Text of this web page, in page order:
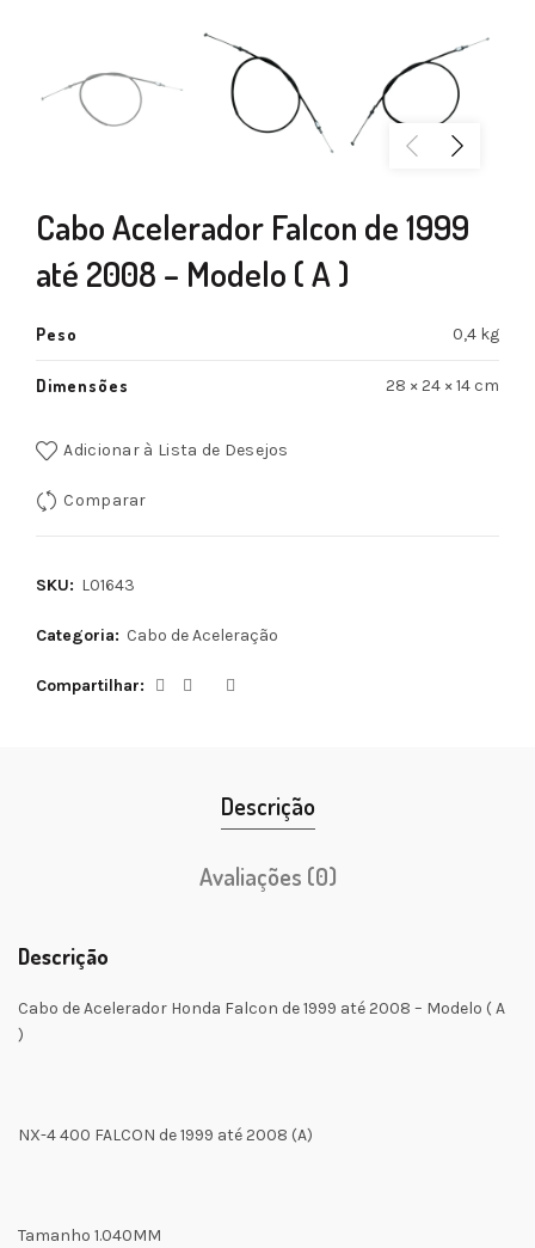
Cabo Acelerador Falcon de 1999
até 2008 – Modelo ( A )
Peso 0,4 kg
Dimensões 28 × 24 × 14 cm
Adicionar à Lista de Desejos
Comparar
SKU: L01643
Categoria: Cabo de Aceleração
Compartilhar
Descrição
Avaliações (0)
Descrição
Cabo de Acelerador Honda Falcon de 1999 até 2008 – Modelo ( A
)
NX-4 400 FALCON de 1999 até 2008 (A)
Tamanho 1.040MM